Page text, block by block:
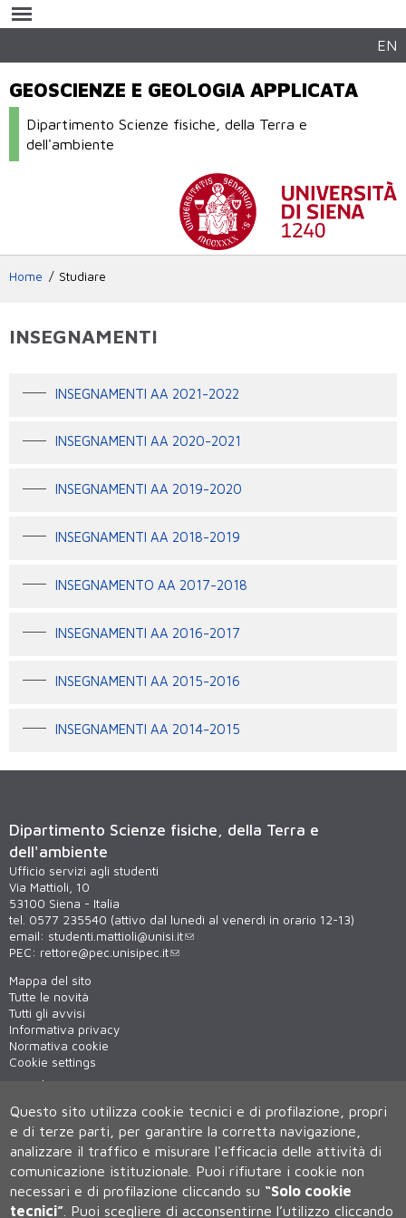
contenuto
EN
GEOSCIENZE E GEOLOGIA APPLICATA
Dipartimento Scienze fisiche, della Terra e
dell'ambiente
Home Studiare
INSEGNAMENTI
INSEGNAMENTI AA 2021-2022
INSEGNAMENTI AA 2020-2021
INSEGNAMENTI AA 2019-2020
INSEGNAMENTI AA 2018-2019
INSEGNAMENTO AA 2017-2018
INSEGNAMENTI AA 2016-2017
INSEGNAMENTI AA 2015-2016
INSEGNAMENTI AA 2014-2015
Dipartimento Scienze fisiche, della Terra e
dell'ambiente
Ufficio servizi agli studenti
Via Mattioli, 10
53100 Siena - Italia
tel. 0577 235540 (attivo dal lunedì al venerdì in orario 12-13)
email: studenti.mattioli@unisi.it
PEC: rettore@pec.unisipec.it
Mappa del sito
Tutte le novità
Tutti gli avvisi
Informativa privacy
Normativa cookie
Cookie settings
Virtual tour
Questo sito utilizza cookie tecnici e di profilazione, propri
e di terze parti, per garantire la corretta navigazione,
analizzare il traffico e misurare l'efficacia delle attività di
comunicazione istituzionale. Puoi rifiutare i cookie non
necessari e di profilazione cliccando su “Solo cookie
tecnici” Puoi scegliere di acconsentirne l’utilizzo cliccando